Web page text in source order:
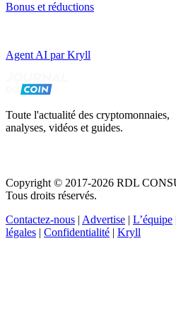
Bonus et réductions
Agent AI par Kryll
Toute l'actualité des cryptomonnaies,
analyses, vidéos et guides.
Copyright © 2017-2026 RDL
Tous droits réservés.
Contactez-nous | Advertise | L’équipe
légales | Confidentialité | Kryll